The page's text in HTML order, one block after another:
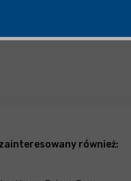
również: